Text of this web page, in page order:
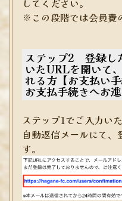
してください。
※この段階では会員費
ステップ2 登録し
いたURLを開いて
れる方【お支払い
お支払手続きへお進
ステップ1でご入力い
自動返信メールにて
す。